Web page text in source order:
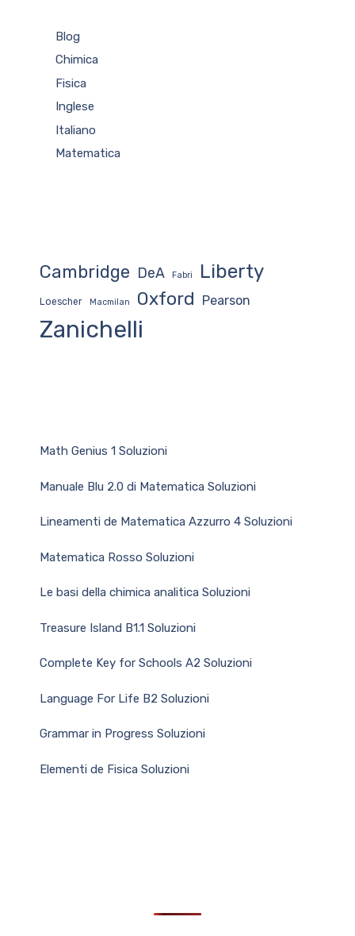
Blog
Chimica
Fisica
Inglese
Italiano
Matematica
Cambridge DeA Fabri Liberty
Loescher Macmilan Oxford Pearson
Zanichelli
Math Genius 1 Soluzioni
Manuale Blu 2.0 di Matematica Soluzioni
Lineamenti de Matematica Azzurro 4 Soluzioni
Matematica Rosso Soluzioni
Le basi della chimica analitica Soluzioni
Treasure Island B1.1 Soluzioni
Complete Key for Schools A2 Soluzioni
Language For Life B2 Soluzioni
Grammar in Progress Soluzioni
Elementi de Fisica Soluzioni